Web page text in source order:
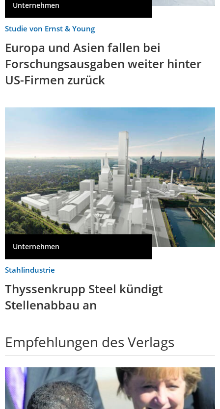
Unternehmen
Studie von Ernst & Young
Europa und Asien fallen bei
Forschungsausgaben weiter hinter
US-Firmen zurück
Unternehmen
Stahlindustrie
Thyssenkrupp Steel kündigt
Stellenabbau an
Empfehlungen des Verlags